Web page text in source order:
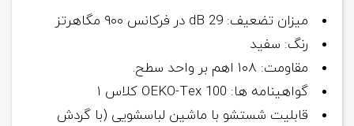
میزان تضعیف: dB 29 در فرکانس ۹۰۰ مگاهرتز
رنگ: سفید
مقاومت: ۱۰۸ اهم بر واحد سطح.
گواهینامه ها: OEKO-Tex 100 کلاس ۱
قابلیت شستشو با ماشین لباسشویی (با گردش